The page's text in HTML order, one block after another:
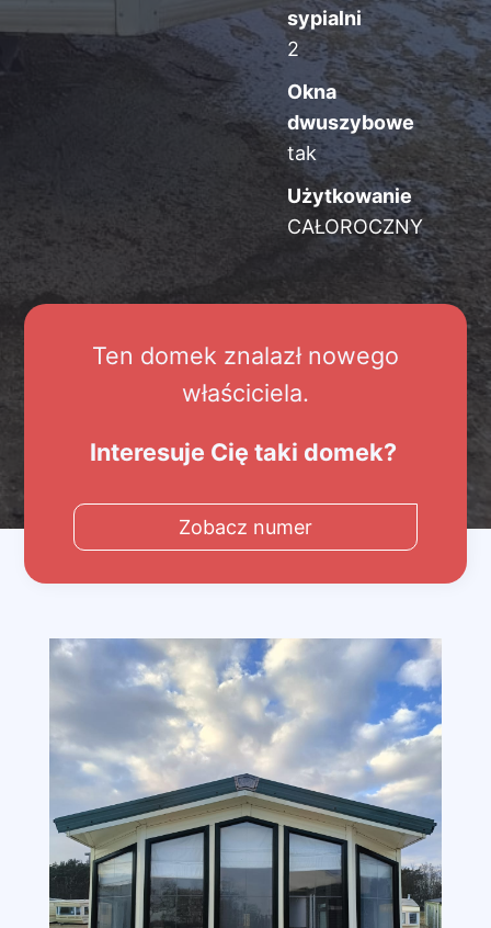
Ten domek znalazł nowego
właściciela.
Interesuje Cię taki domek?
Zobacz numer
sypialni
2
Okna
dwuszybowe
tak
Użytkowanie
CAŁOROCZNY